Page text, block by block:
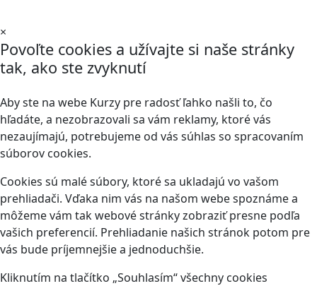
×
Povoľte cookies a užívajte si naše stránky
tak, ako ste zvyknutí
Aby ste na webe Kurzy pre radosť ľahko našli to, čo
hľadáte, a nezobrazovali sa vám reklamy, ktoré vás
nezaujímajú, potrebujeme od vás súhlas so spracovaním
súborov cookies.
Cookies sú malé súbory, ktoré sa ukladajú vo vašom
prehliadači. Vďaka nim vás na našom webe spoznáme a
môžeme vám tak webové stránky zobraziť presne podľa
vašich preferencií. Prehliadanie našich stránok potom pre
vás bude príjemnejšie a jednoduchšie.
Kliknutím na tlačítko „Souhlasím“ všechny cookies